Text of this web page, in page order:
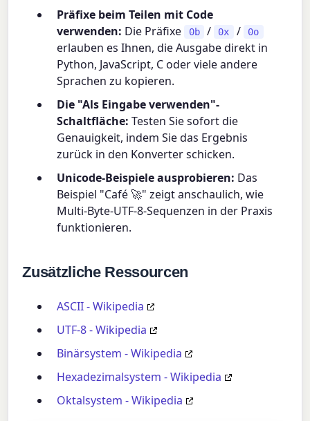
Präfixe beim Teilen mit Code
verwenden: Die Präfixe 0b / 0x / 0o
erlauben es Ihnen, die Ausgabe direkt in
Python, JavaScript, C oder viele andere
Sprachen zu kopieren.
Die "Als Eingabe verwenden"-
Schaltfläche: Testen Sie sofort die
Genauigkeit, indem Sie das Ergebnis
zurück in den Konverter schicken.
Unicode-Beispiele ausprobieren: Das
Beispiel "Café 🚀" zeigt anschaulich, wie
Multi-Byte-UTF-8-Sequenzen in der Praxis
funktionieren.
Zusätzliche Ressourcen
ASCII - Wikipedia
UTF-8 - Wikipedia
Binärsystem - Wikipedia
Hexadezimalsystem - Wikipedia
Oktalsystem - Wikipedia